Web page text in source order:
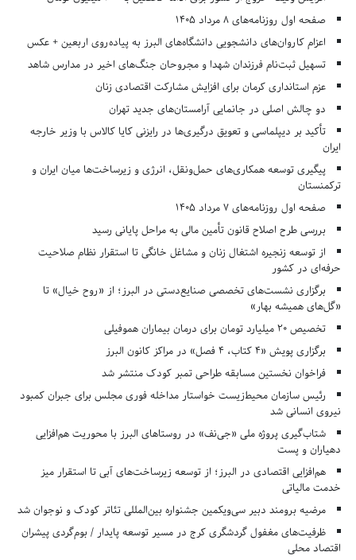
صفحه اول روزنامه‌های 8 مرداد 1405
اعزام کاروان‌های دانشجویی دانشگاه‌های البرز به پیاده‌روی اربعین + عکس
تسهیل ثبت‌نام فرزندان شهدا و مجروحان جنگ‌های اخیر در مدارس شاهد
عزم استانداری کرمان برای افزایش مشارکت اقتصادی زنان
دو چالش اصلی در جانمایی آرامستان‌های جدید تهران
تأکید بر دیپلماسی و تعویق درگیری‌ها در رایزنی کایا کالاس با وزیر خارجه
ایران
پیگیری توسعه همکاری‌های حمل‌ونقل، انرژی و زیرساخت‌ها میان ایران و
ترکمنستان
صفحه اول روزنامه‌های 7 مرداد 1405
بررسی طرح اصلاح قانون تأمین مالی به مراحل پایانی رسید
از توسعه زنجیره اشتغال زنان و مشاغل خانگی تا استقرار نظام صلاحیت
حرفه‌ای در کشور
برگزاری نشست‌های تخصصی صنایع‌دستی در البرز؛ از «روح خیال» تا
«گل‌های همیشه بهار»
تخصیص ۲۰ میلیارد تومان برای درمان بیماران هموفیلی
برگزاری پویش «۴ کتاب، ۴ فصل» در مراکز کانون البرز
فراخوان نخستین مسابقه طراحی تمبر کودک منتشر شد
رئیس سازمان محیط‌زیست خواستار مداخله فوری مجلس برای جبران کمبود
نیروی انسانی شد
شتاب‌گیری پروژه ملی «جی‌نف» در روستاهای البرز با محوریت هم‌افزایی
دهیاران و پست
هم‌افزایی اقتصادی در البرز؛ از توسعه زیرساخت‌های آبی تا استقرار میز
خدمت مالیاتی
مرضیه برومند دبیر سی‌ویکمین جشنواره بین‌المللی تئاتر کودک و نوجوان شد
ظرفیت‌های مغفول گردشگری کرج در مسیر توسعه پایدار / بوم‌گردی پیشران
اقتصاد محلی